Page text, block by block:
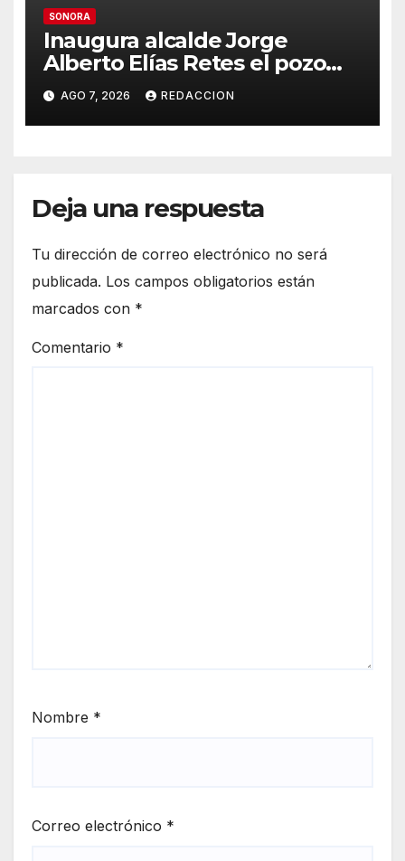
SONORA
Inaugura alcalde Jorge
Alberto Elías Retes el pozo
«La Bendición» en Navojoa
AGO 7, 2026 REDACCION
Deja una respuesta
Tu dirección de correo electrónico no será
publicada. Los campos obligatorios están
marcados con *
Comentario *
Nombre *
Correo electrónico *